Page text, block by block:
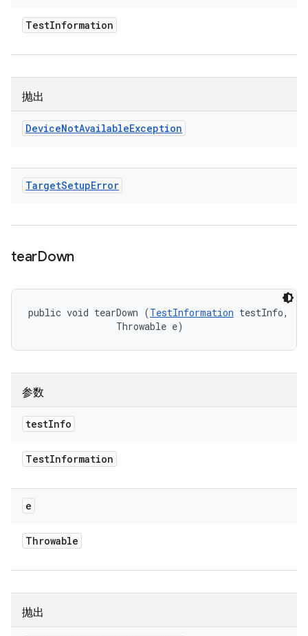
TestInformation
抛出
DeviceNotAvailableException
TargetSetupError
tearDown
public void tearDown (TestInformation testInfo,
                Throwable e)
参数
testInfo
TestInformation
e
Throwable
抛出